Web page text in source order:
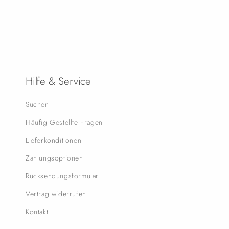
Hilfe & Service
Suchen
Häufig Gestellte Fragen
Lieferkonditionen
Zahlungsoptionen
Rücksendungsformular
Vertrag widerrufen
Kontakt